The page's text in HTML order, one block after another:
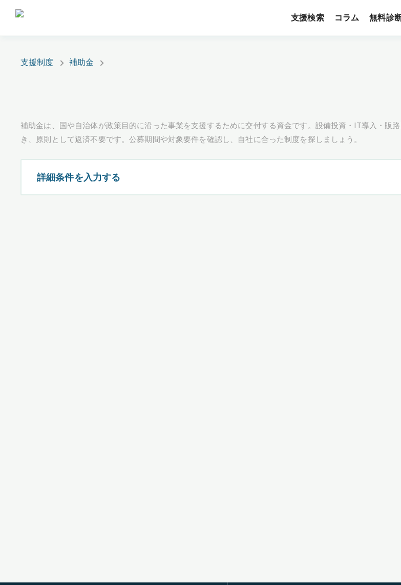
支援検索 コラム 無料診
支援制度 補助金
補助金は、国や自治体が政策目的に沿った事業を支援するために交付する資金です。設備投資・IT導入・販
き、原則として返済不要です。公募期間や対象要件を確認し、自社に合った制度を探しましょう。
詳細条件を入力する